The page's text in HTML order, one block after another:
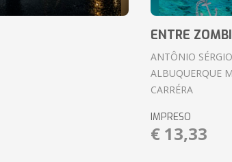
ENTRE
ANTÔNIO
ALBUQUERQUE
CARRÉRA
IMPRESO
€ 13,33